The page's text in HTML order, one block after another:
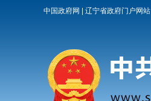
中国政府网 辽宁省政府门户网站